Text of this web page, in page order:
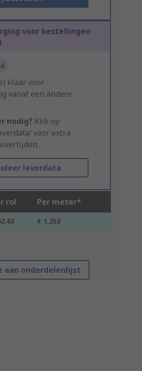
voor bestellingen
klaar voor
vanaf een andere
nodig? Klik op
voor extra
leverdata
rol Per meter*
€ 1,253
aan onderdelenlijst